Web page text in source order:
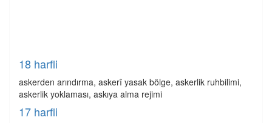
18 harfli
askerden arındırma, askerî yasak bölge, askerlik ruhbilimi,
askerlik yoklaması, askıya alma rejimi
17 harfli